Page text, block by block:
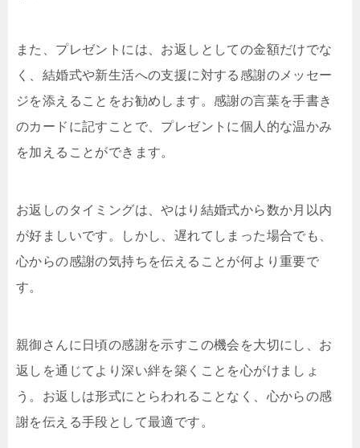
また、プレゼントには、お返しとしての金額だけでな
く、結婚式や新生活への支援に対する感謝のメッセー
ジを添えることをお勧めします。感謝の言葉を手書き
のカードに記すことで、プレゼントに個人的な温かみ
を加えることができます。
お返しのタイミングは、やはり結婚式から数か月以内
が好ましいです。しかし、遅れてしまった場合でも、
心からの感謝の気持ちを伝えることが何より重要で
す。
親御さんに日頃の感謝を示すこの機会を大切にし、お
返しを通じてより深い絆を築くことを心がけましょ
う。お返しは形式にとらわれることなく、心からの感
謝を伝える手段として最適です。